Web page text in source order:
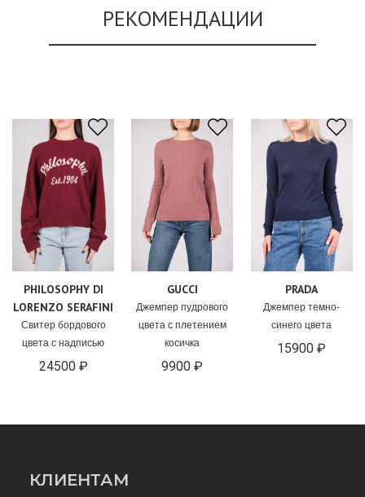
РЕКОМЕНДАЦИИ
PHILOSOPHY DI
LORENZO SERAFINI
Свитер бордового
цвета с надписью
24500 ₽
GUCCI
Джемпер пудрового
цвета с плетением
косичка
9900 ₽
PRADA
Джемпер темно-
синего цвета
15900 ₽
КЛИЕНТАМ